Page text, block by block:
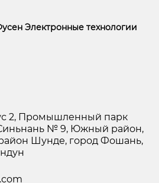
Электронные технологии
2, Промышленный парк
№ 9, Южный район,
Шунде, город Фошань,